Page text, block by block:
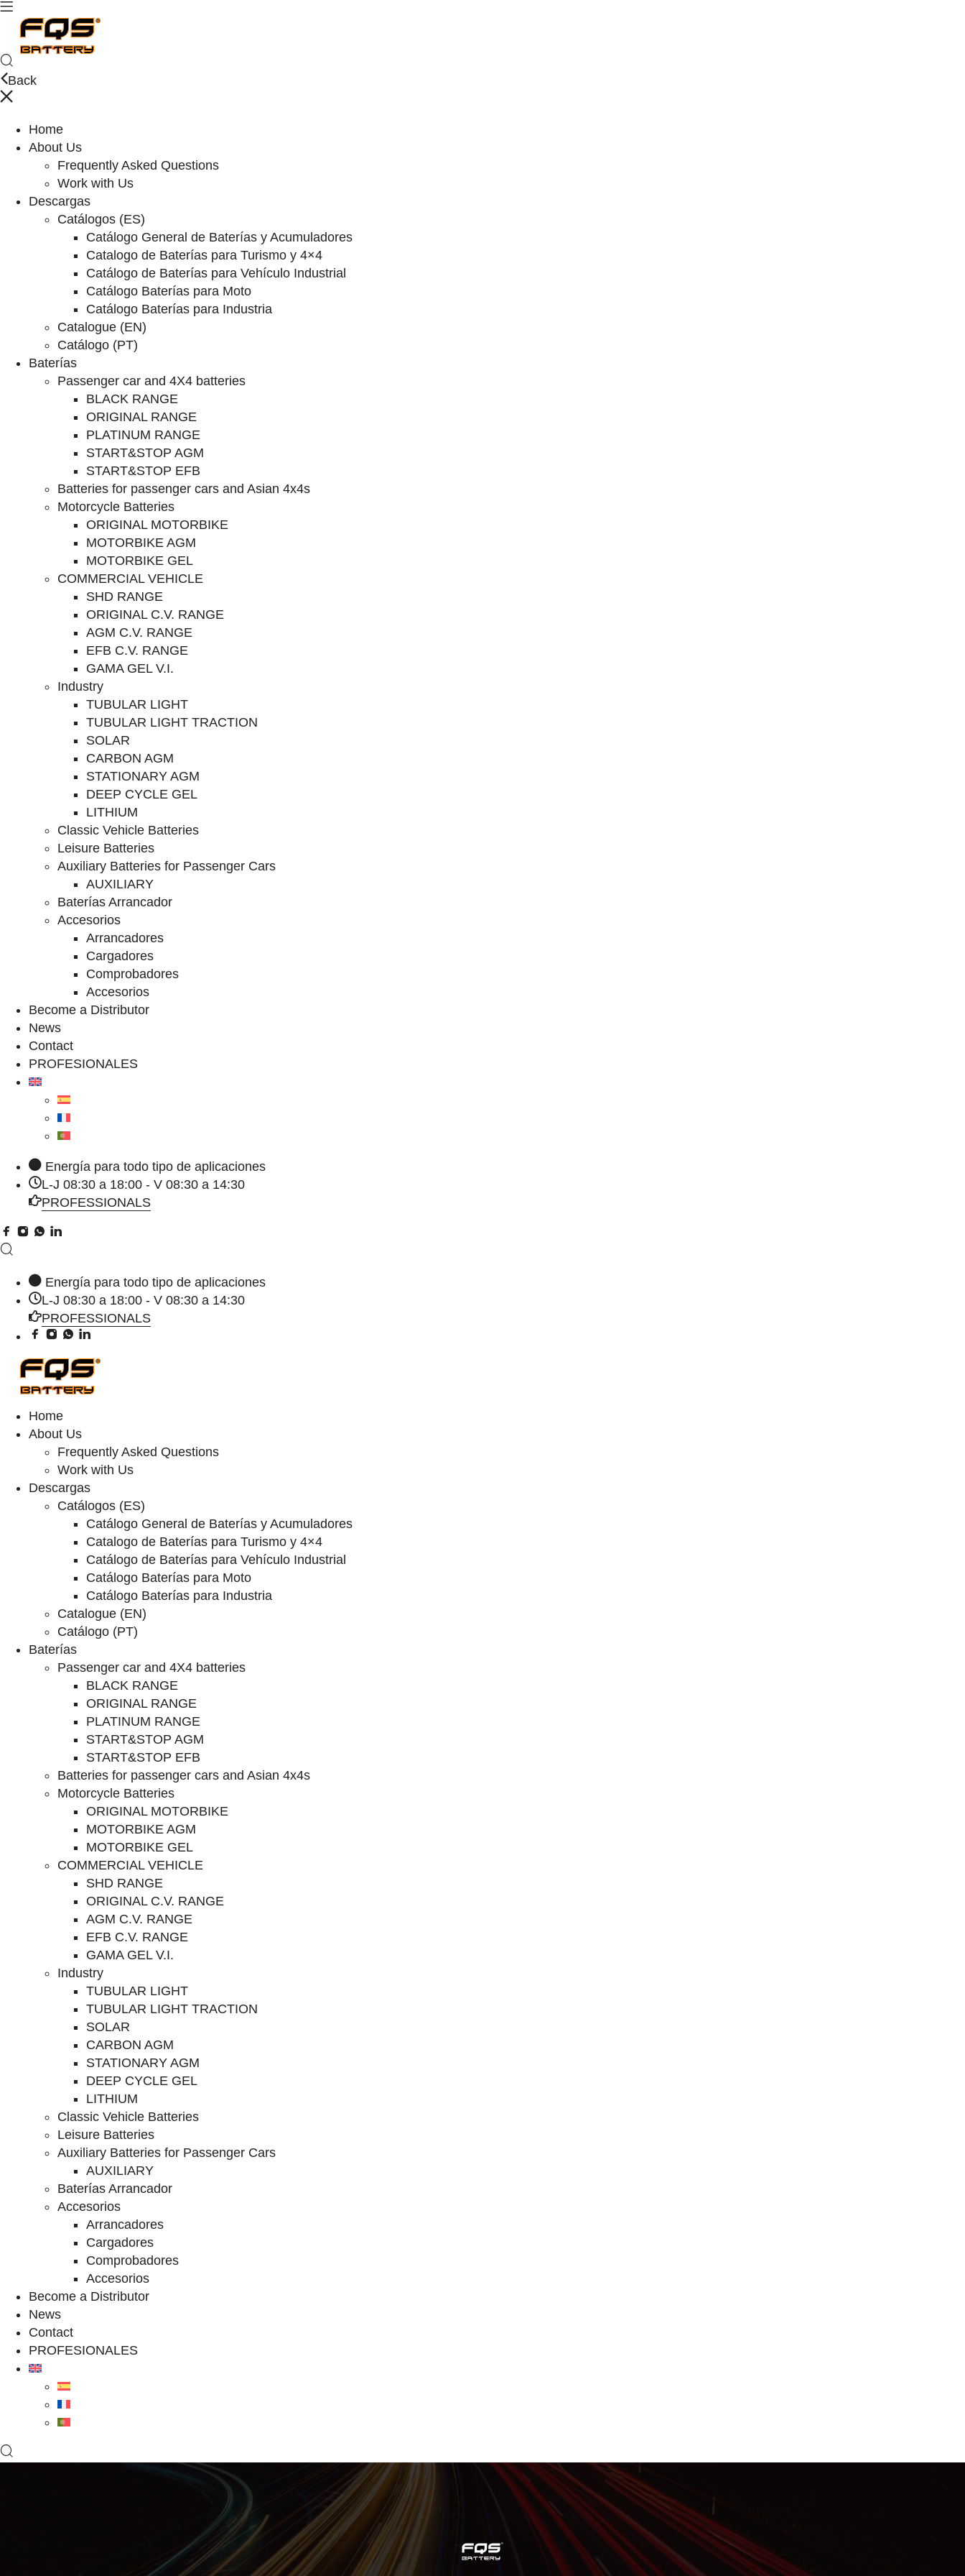
Back
Home
About Us
Frequently Asked Questions
Work with Us
Descargas
Catálogos (ES)
Catálogo General de Baterías y Acumuladores
Catalogo de Baterías para Turismo y 4×4
Catálogo de Baterías para Vehículo Industrial
Catálogo Baterías para Moto
Catálogo Baterías para Industria
Catalogue (EN)
Catálogo (PT)
Baterías
Passenger car and 4X4 batteries
BLACK RANGE
ORIGINAL RANGE
PLATINUM RANGE
START&STOP AGM
START&STOP EFB
Batteries for passenger cars and Asian 4x4s
Motorcycle Batteries
ORIGINAL MOTORBIKE
MOTORBIKE AGM
MOTORBIKE GEL
COMMERCIAL VEHICLE
SHD RANGE
ORIGINAL C.V. RANGE
AGM C.V. RANGE
EFB C.V. RANGE
GAMA GEL V.I.
Industry
TUBULAR LIGHT
TUBULAR LIGHT TRACTION
SOLAR
CARBON AGM
STATIONARY AGM
DEEP CYCLE GEL
LITHIUM
Classic Vehicle Batteries
Leisure Batteries
Auxiliary Batteries for Passenger Cars
AUXILIARY
Baterías Arrancador
Accesorios
Arrancadores
Cargadores
Comprobadores
Accesorios
Become a Distributor
News
Contact
PROFESIONALES
Energía para todo tipo de aplicaciones
L-J 08:30 a 18:00 - V 08:30 a 14:30
PROFESSIONALS
Energía para todo tipo de aplicaciones
L-J 08:30 a 18:00 - V 08:30 a 14:30
PROFESSIONALS
Home
About Us
Frequently Asked Questions
Work with Us
Descargas
Catálogos (ES)
Catálogo General de Baterías y Acumuladores
Catalogo de Baterías para Turismo y 4×4
Catálogo de Baterías para Vehículo Industrial
Catálogo Baterías para Moto
Catálogo Baterías para Industria
Catalogue (EN)
Catálogo (PT)
Baterías
Passenger car and 4X4 batteries
BLACK RANGE
ORIGINAL RANGE
PLATINUM RANGE
START&STOP AGM
START&STOP EFB
Batteries for passenger cars and Asian 4x4s
Motorcycle Batteries
ORIGINAL MOTORBIKE
MOTORBIKE AGM
MOTORBIKE GEL
COMMERCIAL VEHICLE
SHD RANGE
ORIGINAL C.V. RANGE
AGM C.V. RANGE
EFB C.V. RANGE
GAMA GEL V.I.
Industry
TUBULAR LIGHT
TUBULAR LIGHT TRACTION
SOLAR
CARBON AGM
STATIONARY AGM
DEEP CYCLE GEL
LITHIUM
Classic Vehicle Batteries
Leisure Batteries
Auxiliary Batteries for Passenger Cars
AUXILIARY
Baterías Arrancador
Accesorios
Arrancadores
Cargadores
Comprobadores
Accesorios
Become a Distributor
News
Contact
PROFESIONALES